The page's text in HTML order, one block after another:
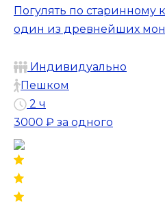
Погулять по старинному
один из древнейших
Индивидуально
Пешком
2 ч
3000 ₽ за одного